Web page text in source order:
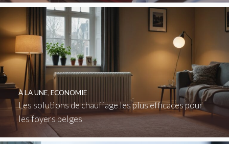
Les solutions de chauffage les plus efficaces pour
les foyers belges
À LA UNE, ECONOMIE